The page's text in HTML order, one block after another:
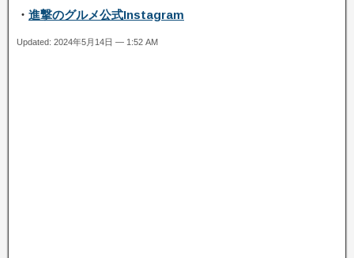
・ 進撃のグルメ公式Instagram
Updated: 2024年5月14日 — 1:52 AM